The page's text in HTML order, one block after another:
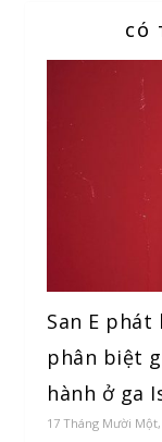
CÓ
San E phát
phân biệt
hành ở ga
17 Tháng Mười Một,